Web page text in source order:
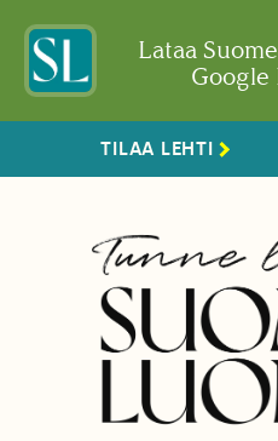
Lataa
Google
TILAA LEHTI